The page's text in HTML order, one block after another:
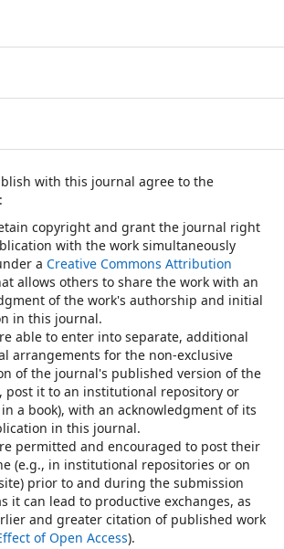
with this journal agree to the
copyright and grant the journal right
with the work simultaneously
a Creative Commons Attribution
allows others to share the work with an
of the work's authorship and initial
in this journal.
able to enter into separate, additional
arrangements for the non-exclusive
of the journal's published version of the
post it to an institutional repository or
a book), with an acknowledgment of its
in this journal.
permitted and encouraged to post their
(e.g., in institutional repositories or on
prior to and during the submission
it can lead to productive exchanges, as
and greater citation of published work
of Open Access).